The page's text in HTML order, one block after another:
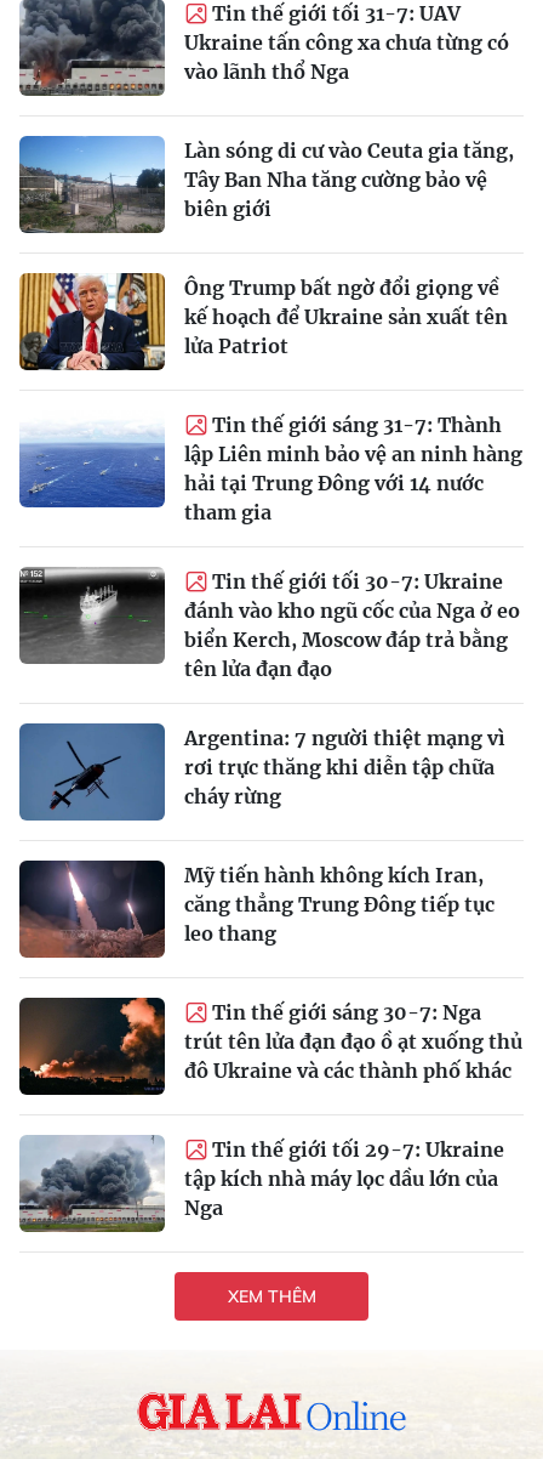
Tin thế giới tối 31-7: UAV
Ukraine tấn công xa chưa từng có
vào lãnh thổ Nga
Làn sóng di cư vào Ceuta gia tăng,
Tây Ban Nha tăng cường bảo vệ
biên giới
Ông Trump bất ngờ đổi giọng về
kế hoạch để Ukraine sản xuất tên
lửa Patriot
Tin thế giới sáng 31-7: Thành
lập Liên minh bảo vệ an ninh hàng
hải tại Trung Đông với 14 nước
tham gia
Tin thế giới tối 30-7: Ukraine
đánh vào kho ngũ cốc của Nga ở eo
biển Kerch, Moscow đáp trả bằng
tên lửa đạn đạo
Argentina: 7 người thiệt mạng vì
rơi trực thăng khi diễn tập chữa
cháy rừng
Mỹ tiến hành không kích Iran,
căng thẳng Trung Đông tiếp tục
leo thang
Tin thế giới sáng 30-7: Nga
trút tên lửa đạn đạo ồ ạt xuống thủ
đô Ukraine và các thành phố khác
Tin thế giới tối 29-7: Ukraine
tập kích nhà máy lọc dầu lớn của
Nga
XEM THÊM